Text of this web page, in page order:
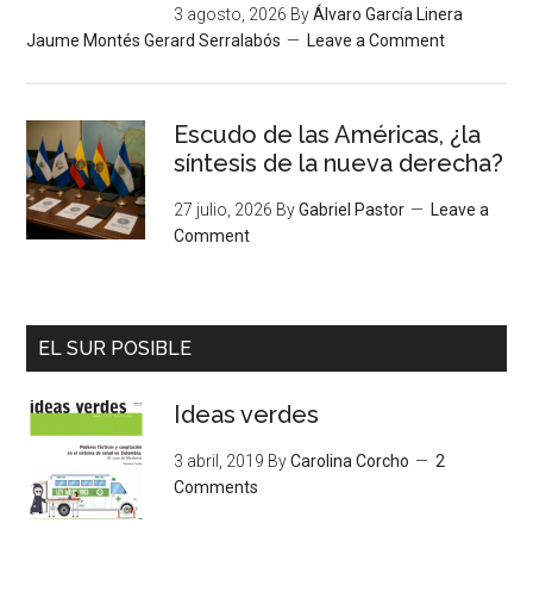
3 agosto, 2026 ByÁlvaro García Linera
Jaume Montés Gerard Serralabós
Leave a Comment
Escudo de las Américas, ¿la
síntesis de la nueva derecha?
27 julio, 2026 ByGabriel Pastor
Leave a
Comment
EL SUR POSIBLE
Ideas verdes
3 abril, 2019 ByCarolina Corcho
2
Comments